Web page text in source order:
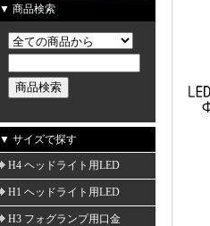
▼ 商品検索
▼ サイズで探す
H4 ヘッドライト用LED
H1 ヘッドライト用LED
H3 フォグランプ用口金